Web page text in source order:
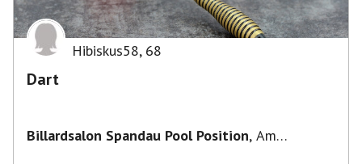
Hibiskus58, 68
Dart
Billardsalon Spandau Pool Position, Am